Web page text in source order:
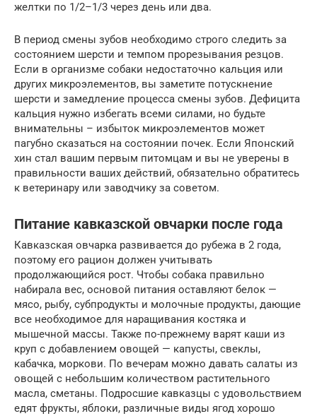
желтки по 1/2–1/3 через день или два.
В период смены зубов необходимо строго следить за
состоянием шерсти и темпом прорезывания резцов.
Если в организме собаки недостаточно кальция или
других микроэлементов, вы заметите потускнение
шерсти и замедление процесса смены зубов. Дефицита
кальция нужно избегать всеми силами, но будьте
внимательны – избыток микроэлементов может
пагубно сказаться на состоянии почек. Если Японский
хин стал вашим первым питомцам и вы не уверены в
правильности ваших действий, обязательно обратитесь
к ветеринару или заводчику за советом.
Питание кавказской овчарки после года
Кавказская овчарка развивается до рубежа в 2 года,
поэтому его рацион должен учитывать
продолжающийся рост. Чтобы собака правильно
набирала вес, основой питания оставляют белок —
мясо, рыбу, субпродукты и молочные продукты, дающие
все необходимое для наращивания костяка и
мышечной массы. Также по-прежнему варят каши из
круп с добавлением овощей — капусты, свеклы,
кабачка, моркови. По вечерам можно давать салаты из
овощей с небольшим количеством растительного
масла, сметаны. Подросшие кавказцы с удовольствием
едят фрукты, яблоки, различные виды ягод хорошо